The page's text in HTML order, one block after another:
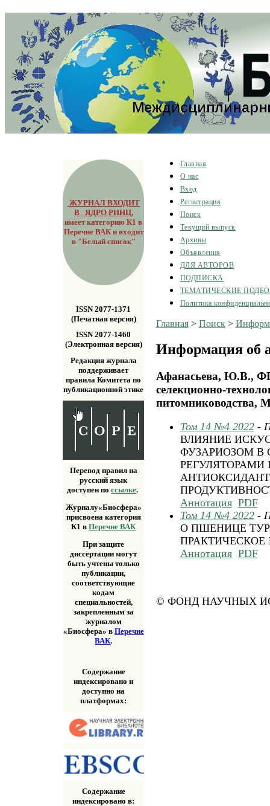
ЖУРНАЛ ВХОДИТ
В ЯДРО РИНЦ,
имеет категорию К1 в
Перечне ВАК и входит
в "Белый список"
ISSN 2077-1371
(Печатная версия)
ISSN 2077-1460
(Электронная версия)
Редакция журнала
поддерживает
правила Комитета по
публикационной этике
Перевод правил на
русский язык
доступен поссылке.
Журналу«Биосфера»
присвоена категория
К1 вПеречне ВАК
При защите
диссертации могут
быть учтены только
публикации,
соответствующие
кодам
специальностей,
закрепленным за
журналом
«Биосфера» в Перечне
ВАК.
Содержание
индексировано и
доступно на
платформах:
Содержание
индексировано в:
Главная
О нас
Вход
Регистрация
Поиск
Текущий выпуск
Архивы
Объявления
ДЛЯ АВТОРОВ
ПОДПИСКА
ТЕМАТИЧЕСКИЕ
Политика
Главная> Поиск>
Информация об
Афанасьева, Ю.В.,
селекционно-
питомниководства,
Том 14 №4 2022-
ВЛИЯНИЕ
ФУЗАРИОЗОМ В
РЕГУЛЯТОРАМИ
Аннотация PDF
Том 14 №4 2022-
О ПШЕНИЦЕ
ПРАКТИЧЕСКОЕ
Аннотация PDF
© ФОНД НАУЧНЫХ